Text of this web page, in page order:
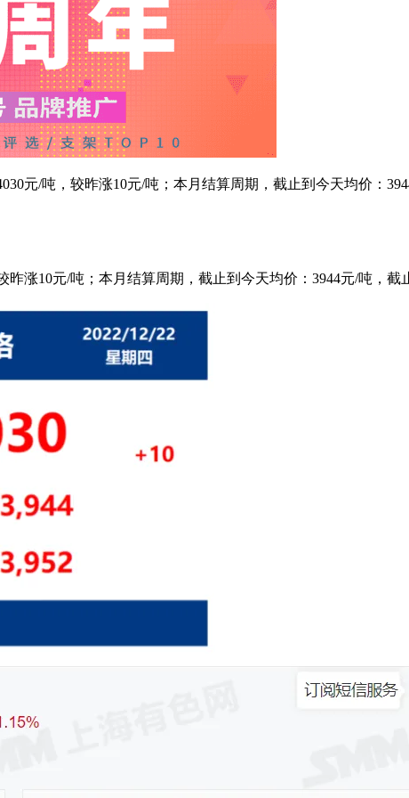
元/吨，较昨涨10元/吨；本月结算周期，截止到今天均价：
涨10元/吨；本月结算周期，截止到今天均价：3944元/吨，截